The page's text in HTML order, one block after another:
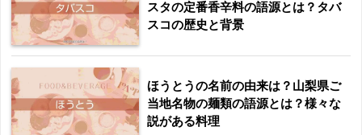
スタの定番香辛料の語源とは？タバ
スコの歴史と背景
ほうとうの名前の由来は？山梨県ご
当地名物の麺類の語源とは？様々な
説がある料理